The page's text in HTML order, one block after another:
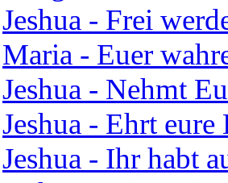
Jeshua - Frei
Maria - Euer
Jeshua - Nehmt
Jeshua - Ehrt
Jeshua - Ihr habt